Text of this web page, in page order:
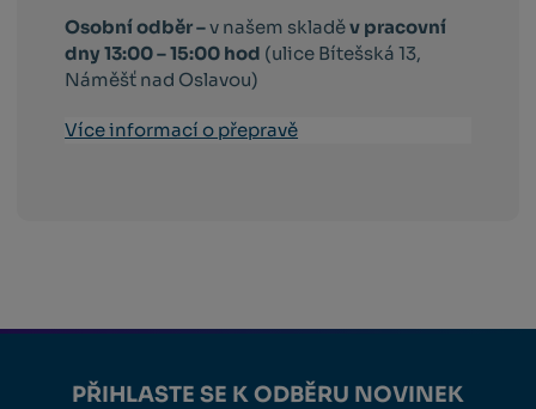
Osobní odběr –v našem skladěv pracovní
dny 13:00 – 15:00 hod (ulice Bítešská 13,
Náměšť nad Oslavou)
Více informací o přepravě
PŘIHLASTE SE K ODBĚRU NOVINEK